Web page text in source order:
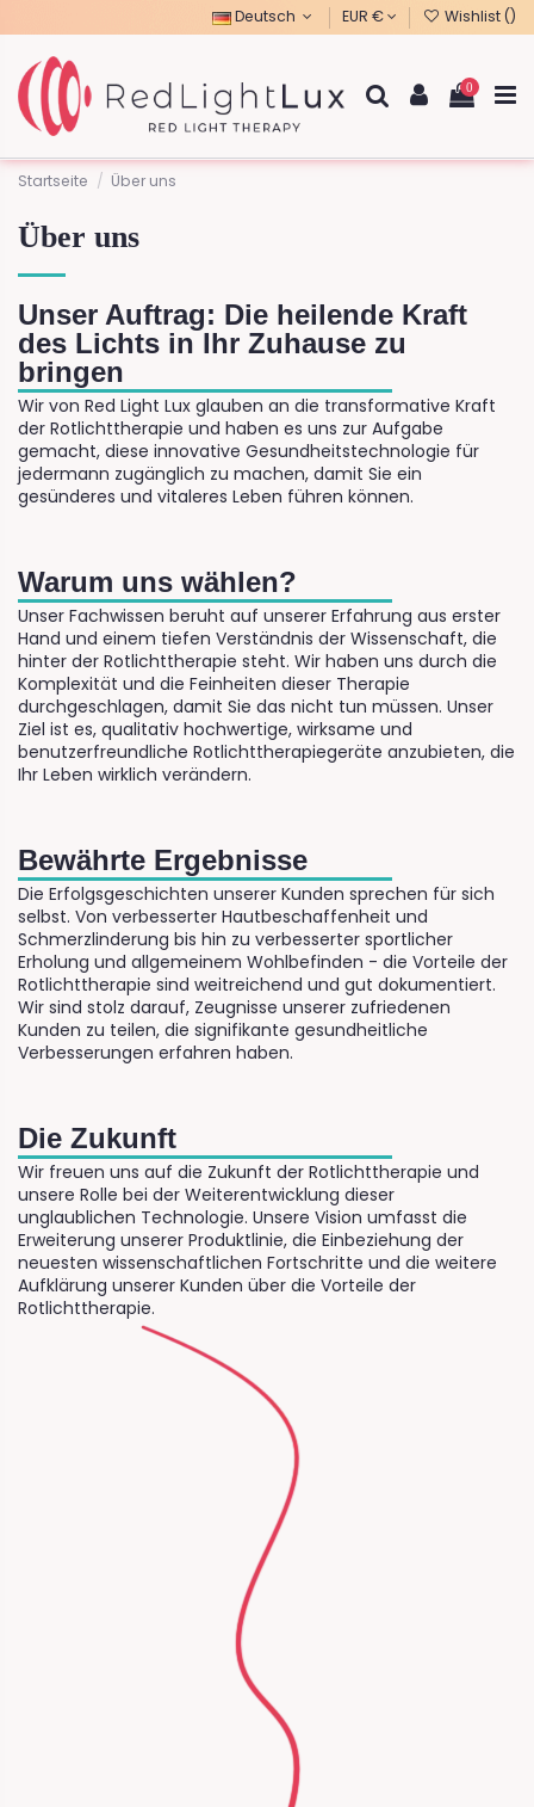
Deutsch EUR € Wishlist ()
0
Startseite Über uns
Über uns
Unser Auftrag: Die heilende Kraft
des Lichts in Ihr Zuhause zu
bringen
Wir von Red Light Lux glauben an die transformative Kraft
der Rotlichttherapie und haben es uns zur Aufgabe
gemacht, diese innovative Gesundheitstechnologie für
jedermann zugänglich zu machen, damit Sie ein
gesünderes und vitaleres Leben führen können.
Warum uns wählen?
Unser Fachwissen beruht auf unserer Erfahrung aus erster
Hand und einem tiefen Verständnis der Wissenschaft, die
hinter der Rotlichttherapie steht. Wir haben uns durch die
Komplexität und die Feinheiten dieser Therapie
durchgeschlagen, damit Sie das nicht tun müssen. Unser
Ziel ist es, qualitativ hochwertige, wirksame und
benutzerfreundliche Rotlichttherapiegeräte anzubieten, die
Ihr Leben wirklich verändern.
Bewährte Ergebnisse
Die Erfolgsgeschichten unserer Kunden sprechen für sich
selbst. Von verbesserter Hautbeschaffenheit und
Schmerzlinderung bis hin zu verbesserter sportlicher
Erholung und allgemeinem Wohlbefinden - die Vorteile der
Rotlichttherapie sind weitreichend und gut dokumentiert.
Wir sind stolz darauf, Zeugnisse unserer zufriedenen
Kunden zu teilen, die signifikante gesundheitliche
Verbesserungen erfahren haben.
Die Zukunft
Wir freuen uns auf die Zukunft der Rotlichttherapie und
unsere Rolle bei der Weiterentwicklung dieser
unglaublichen Technologie. Unsere Vision umfasst die
Erweiterung unserer Produktlinie, die Einbeziehung der
neuesten wissenschaftlichen Fortschritte und die weitere
Aufklärung unserer Kunden über die Vorteile der
Rotlichttherapie.